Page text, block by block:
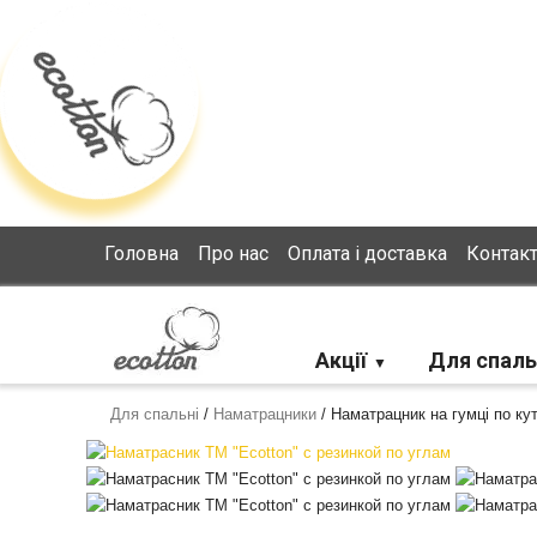
Головна Про нас Оплата і доставка
Акції Для
Для спальні / Наматрацники/ Наматрацник на гумці по